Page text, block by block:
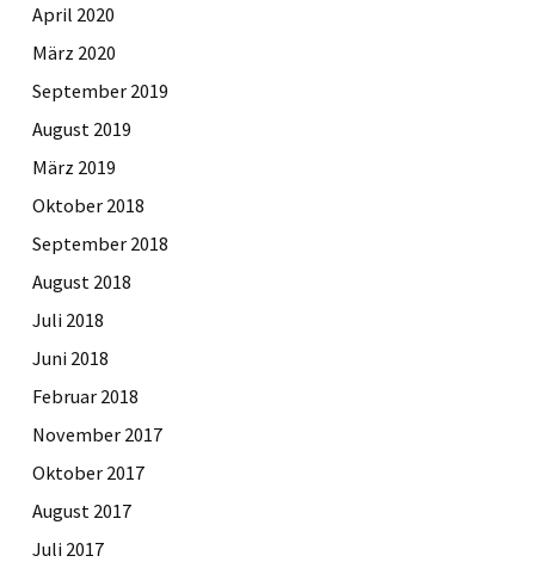
April 2020
März 2020
September 2019
August 2019
März 2019
Oktober 2018
September 2018
August 2018
Juli 2018
Juni 2018
Februar 2018
November 2017
Oktober 2017
August 2017
Juli 2017